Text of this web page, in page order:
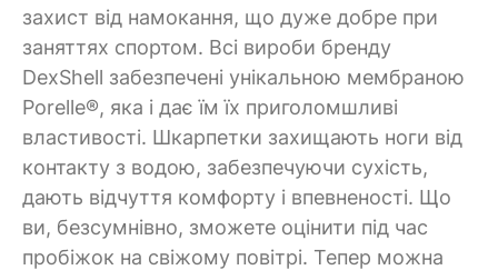
захист від намокання, що дуже добре при
заняттях спортом. Всі вироби бренду
DexShell забезпечені унікальною мембраною
Porelle®, яка і дає їм їх приголомшливі
властивості. Шкарпетки захищають ноги від
контакту з водою, забезпечуючи сухість,
дають відчуття комфорту і впевненості. Що
ви, безсумнівно, зможете оцінити під час
пробіжок на свіжому повітрі. Тепер можна